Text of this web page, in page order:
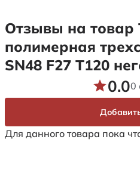
Отзывы на товар
полимерная
SN48 F27 Т120
Для данного товара пока
0.00